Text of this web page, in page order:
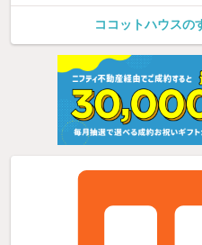
ココットハウスの